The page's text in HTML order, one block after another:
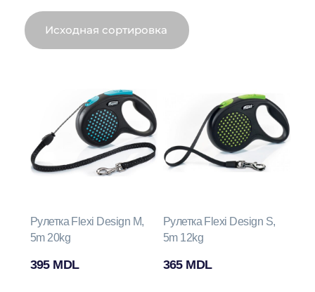
Рулетка Flexi Design M,
5m 20kg
395 MDL
Рулетка Flexi Design S,
5m 12kg
365 MDL